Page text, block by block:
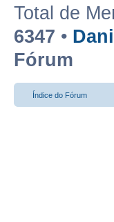
Total de
6347 •
Fórum
Índice do Fórum